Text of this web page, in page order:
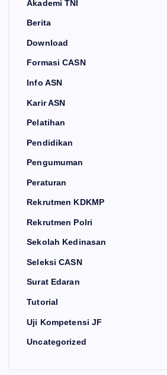
Akademi TNI
Berita
Download
Formasi CASN
Info ASN
Karir ASN
Pelatihan
Pendidikan
Pengumuman
Peraturan
Rekrutmen KDKMP
Rekrutmen Polri
Sekolah Kedinasan
Seleksi CASN
Surat Edaran
Tutorial
Uji Kompetensi JF
Uncategorized